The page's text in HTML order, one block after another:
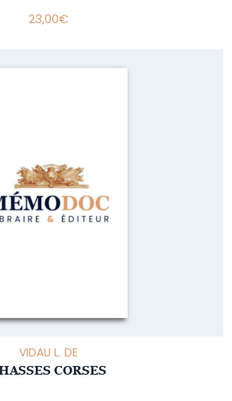
23,00€
VIDAU L. DE
CORSES